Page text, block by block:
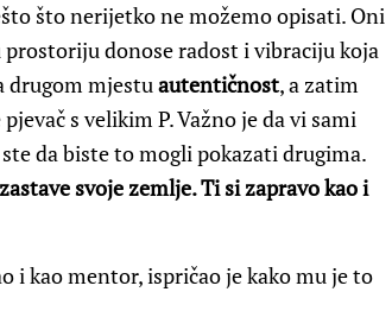
što nerijetko ne možemo opisati. Oni
donose radost i vibraciju koja
drugom mjestuautentičnost, a zatim
s velikim P. Važno je da vi sami
da biste to mogli pokazati drugima.
svoje zemlje. Ti si zapravo kao i
i kao mentor, ispričao je kako mu je to